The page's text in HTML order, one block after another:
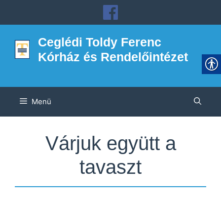
Ceglédi Toldy Ferenc
Kórház és Rendelőintézet
Menü
Várjuk együtt a
tavaszt